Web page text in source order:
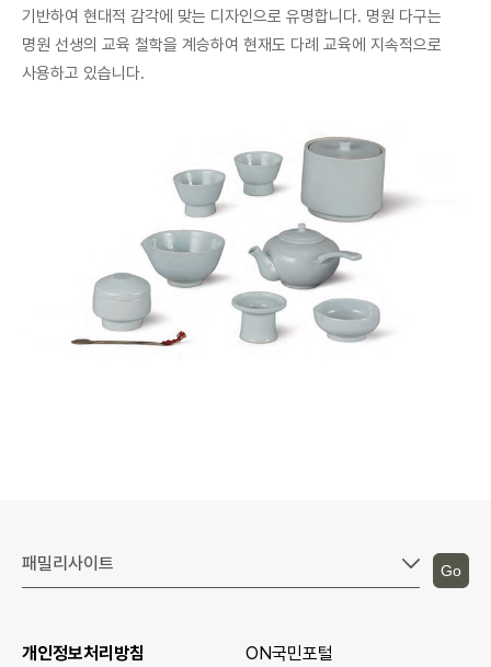
기반하여 현대적 감각에 맞는 디자인으로 유명합니다. 명원 다구는
명원 선생의 교육 철학을 계승하여 현재도 다례 교육에 지속적으로
사용하고 있습니다.
개인정보처리방침 ON국민포털
Go